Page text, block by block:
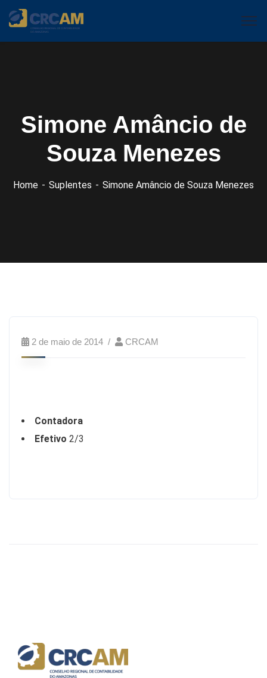
Simone Amâncio de
Souza Menezes
Home Suplentes Simone Amâncio de Souza Menezes
2 de maio de 2014 CRCAM
Contadora
Efetivo 2/3